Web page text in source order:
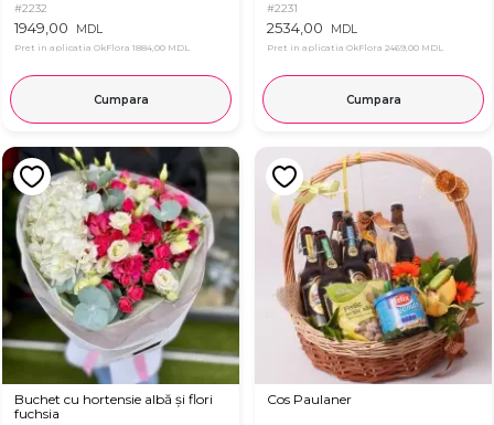
#2232
1949,00 MDL
Pret in aplicatia OkFlora 1884,00 MDL
Cumpara
#2231
2534,00 MDL
Pret in aplicatia OkFlora 2469,00 MDL
Cumpara
Buchet cu hortensie albă și flori
fuchsia
Cos Paulaner